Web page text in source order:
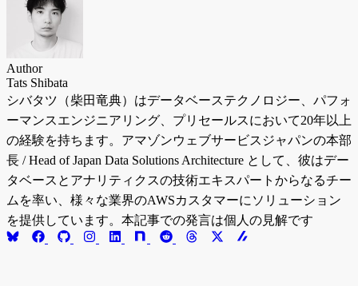
Author
Tats Shibata
シバタツ（柴田竜典）はデータベーステクノロジー、パフォ
ーマンスエンジニアリング、プリセールスにおいて20年以上
の経験を持ちます。アマゾンウェブサービスジャパンの本部
長 / Head of Japan Data Solutions Architecture として、彼はデー
タベースとアナリティクスの技術エキスパートからなるチー
ムを率い、様々な業界のAWSカスタマーにソリューション
を提供しています。本記事での発言は個人の見解です